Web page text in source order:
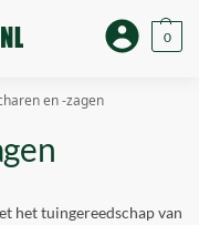
0
en -zagen
het tuingereedschap van